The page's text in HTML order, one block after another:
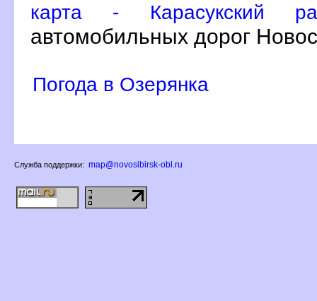
карта - Карасукский
автомобильных дорог
Погода в Озерянка
Служба поддержки: map@novosibirsk-obl.ru